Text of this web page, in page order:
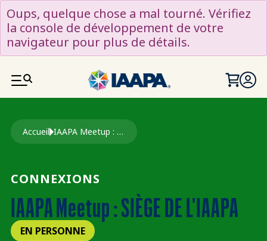
ALLER AU CONTENU PRINCIPAL
Oups, quelque chose a mal tourné. Vérifiez
la console de développement de votre
navigateur pour plus de détails.
Fil d'Ariane
Accueil IAAPA Meetup : SIÈGE DE L'IAAPA
CONNEXIONS
IAAPA Meetup : SIÈGE DE L'IAAPA
EN PERSONNE